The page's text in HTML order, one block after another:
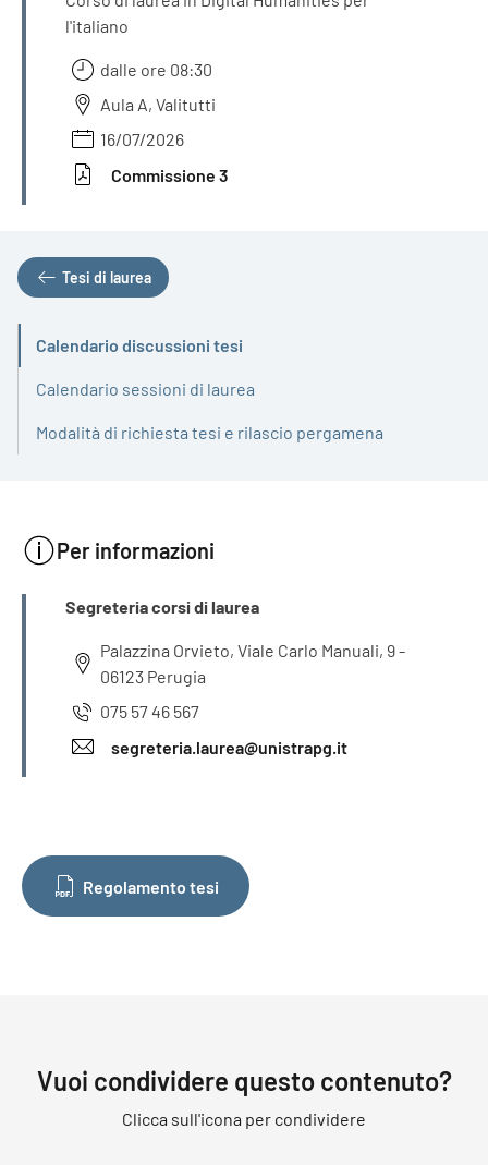
l'italiano
dalle ore 08:30
Aula A, Valitutti
16/07/2026
Commissione 3
Tesi di laurea
Calendario discussioni tesi
Attivo
Calendario sessioni di laurea
Modalità di richiesta tesi e rilascio pergamena
Per informazioni
INFORMAZIONI
Segreteria corsi di laurea
Palazzina Orvieto, Viale Carlo Manuali, 9 -
06123 Perugia
075 57 46 567
segreteria.laurea@unistrapg.it
Regolamento tesi
Vuoi condividere questo contenuto?
Clicca sull'icona per condividere